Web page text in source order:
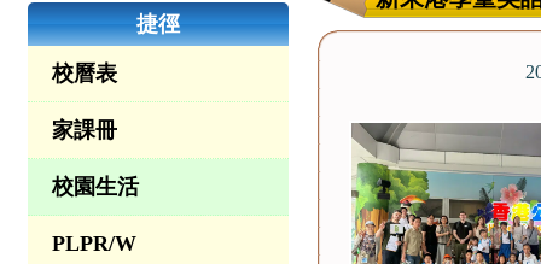
捷徑
校曆表
家課冊
校園生活
PLPR/W